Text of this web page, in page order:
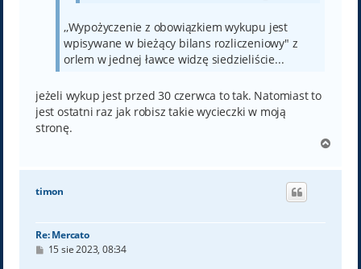
,,Wypożyczenie z obowiązkiem wykupu jest
wpisywane w bieżący bilans rozliczeniowy" z
orlem w jednej ławce widzę siedzieliście...
jeżeli wykup jest przed 30 czerwca to tak. Natomiast to
jest ostatni raz jak robisz takie wycieczki w moją
stronę.
g
timon
Re: Mercato
P15 sie 2023, 08:34